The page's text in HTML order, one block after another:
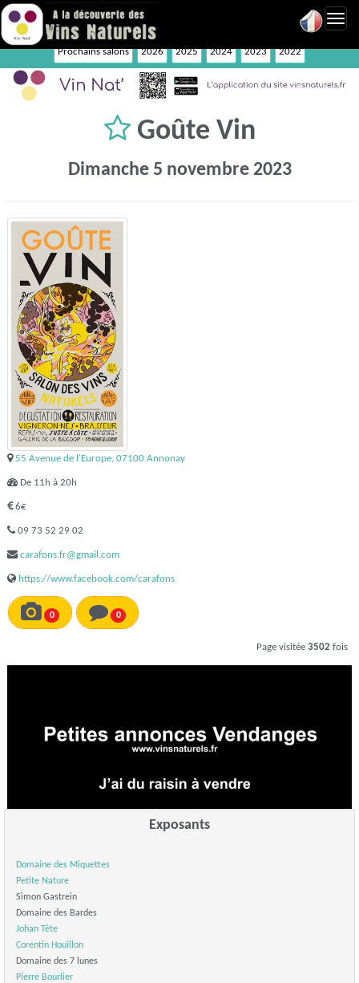
Prochains salons 2026 2025 2024 2023 2022
Goûte Vin
Dimanche 5 novembre 2023
55 Avenue de l'Europe, 07100 Annonay
De 11h à 20h
6€
09 73 52 29 02
carafons.fr@gmail.com
https://www.facebook.com/carafons
0 0
Page visitée 3502 fois
Exposants
Domaine des Miquettes
Petite Nature
Simon Gastrein
Domaine des Bardes
Johan Tête
Corentin Houillon
Domaine des 7 lunes
Pierre Bourlier